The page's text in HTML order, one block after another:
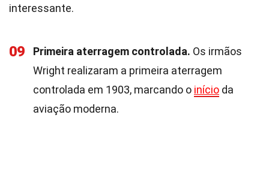
interessante.
09 Primeira aterragem controlada. Os irmãos
Wright realizaram a primeira aterragem
controlada em 1903, marcando o início da
aviação moderna.